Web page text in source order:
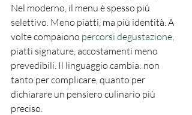
Nel moderno, il menu è spesso più
selettivo. Meno piatti, ma più identità. A
volte compaiono percorsi degustazione,
piatti signature, accostamenti meno
prevedibili. Il linguaggio cambia: non
tanto per complicare, quanto per
dichiarare un pensiero culinario più
preciso.